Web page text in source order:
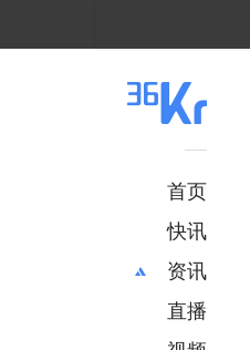
首页
快讯
资讯
推荐
财经
直播